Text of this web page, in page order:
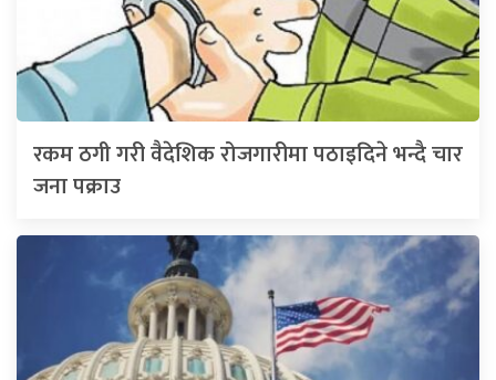
रकम ठगी गरी वैदेशिक रोजगारीमा पठाइदिने भन्दै चार
जना पक्राउ